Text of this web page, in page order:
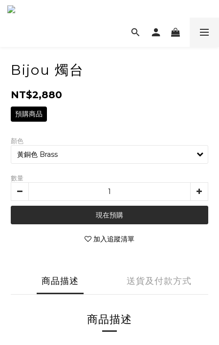
Bijou 燭台
NT$2,880
預購商品
顏色
數量
現在預購
加入追蹤清單
商品描述 送貨及付款方式
商品描述